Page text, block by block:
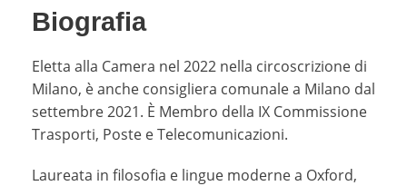
Biografia
Eletta alla Camera nel 2022 nella circoscrizione di
Milano, è anche consigliera comunale a Milano dal
settembre 2021. È Membro della IX Commissione
Trasporti, Poste e Telecomunicazioni.
Laureata in filosofia e lingue moderne a Oxford,